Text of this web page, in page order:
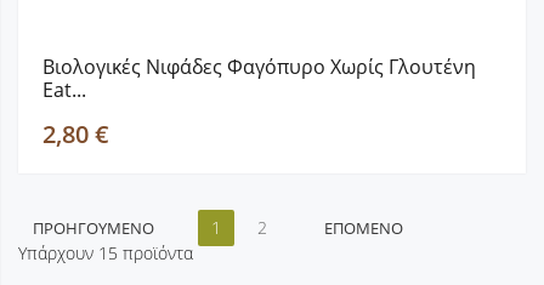
Υπάρχουν 15 προϊόντα
Βιολογικές Νιφάδες Φαγόπυρο Χωρίς Γλουτένη
Eat...
2,80 €
ΠΡΟΗΓΟΎΜΕΝΟ 1 2 ΕΠΌΜΕΝΟ